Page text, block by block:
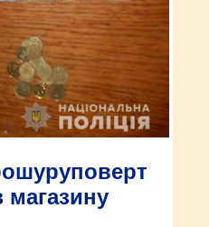
магазину